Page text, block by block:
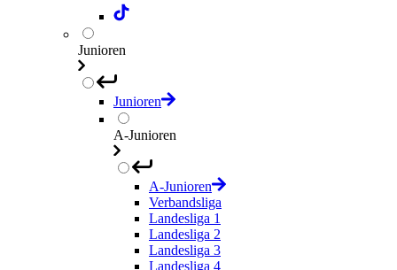
Junioren
Junioren
A-Junioren
A-Junioren
Verbandsliga
Landesliga 1
Landesliga 2
Landesliga 3
Landesliga 4